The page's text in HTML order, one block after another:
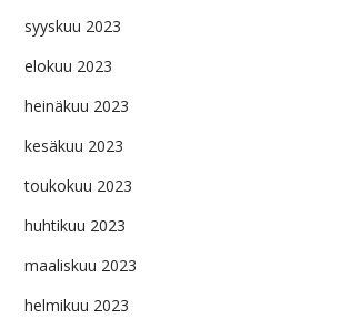
syyskuu 2023
elokuu 2023
heinäkuu 2023
kesäkuu 2023
toukokuu 2023
huhtikuu 2023
maaliskuu 2023
helmikuu 2023